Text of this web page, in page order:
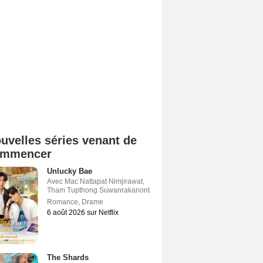
séries venant de
Unlucky Bae
Avec Mac Nattapat Nimjirawat,
Tham Tupthong Suwanrakanont
Romance, Drame
6 août 2026 sur Netflix
The Shards